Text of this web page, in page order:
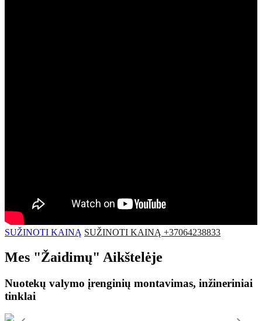
SUŽINOTI KAINĄ SUŽINOTI KAINĄ +37064238833
Mes "Žaidimų" Aikštelėje
Nuotekų valymo įrenginių montavimas, inžineriniai
tinklai